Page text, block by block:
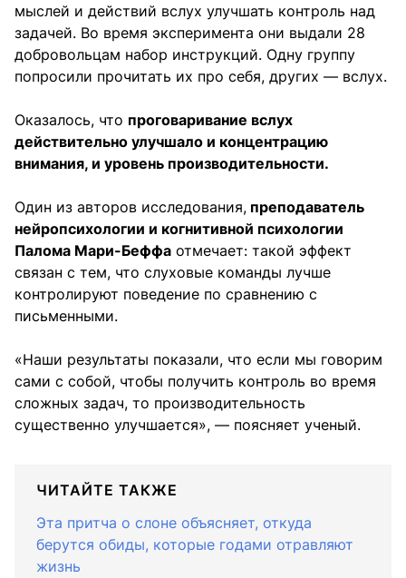
мыслей и действий вслух улучшать контроль над
задачей. Во время эксперимента они выдали 28
добровольцам набор инструкций. Одну группу
попросили прочитать их про себя, других — вслух.
Оказалось, что проговаривание вслух
действительно улучшало и концентрацию
внимания, и уровень производительности.
Один из авторов исследования, преподаватель
нейропсихологии и когнитивной психологии
Палома Мари-Беффа отмечает: такой эффект
связан с тем, что слуховые команды лучше
контролируют поведение по сравнению с
письменными.
«Наши результаты показали, что если мы говорим
сами с собой, чтобы получить контроль во время
сложных задач, то производительность
существенно улучшается», — поясняет ученый.
ЧИТАЙТЕ ТАКЖЕ
Эта притча о слоне объясняет, откуда
берутся обиды, которые годами отравляют
жизнь